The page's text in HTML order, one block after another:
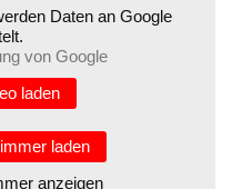
Daten an Google
von Google
laden
laden
anzeigen